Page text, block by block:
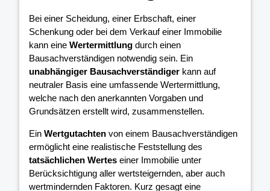
Bei einer Scheidung, einer Erbschaft, einer
Schenkung oder bei dem Verkauf einer Immobilie
kann eine Wertermittlung durch einen
Bausachverständigen notwendig sein. Ein
unabhängiger Bausachverständiger kann auf
neutraler Basis eine umfassende Wertermittlung,
welche nach den anerkannten Vorgaben und
Grundsätzen erstellt wird, zusammenstellen.
Ein Wertgutachten von einem Bausachverständigen
ermöglicht eine realistische Feststellung des
tatsächlichen Wertes einer Immobilie unter
Berücksichtigung aller wertsteigernden, aber auch
wertmindernden Faktoren. Kurz gesagt eine